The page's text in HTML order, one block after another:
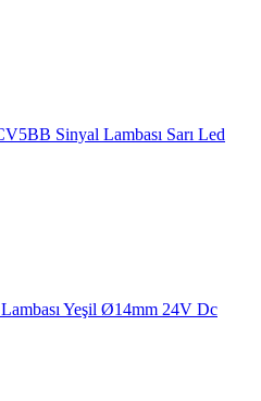
Sinyal Lambası Sarı Led
Yeşil Ø14mm 24V Dc